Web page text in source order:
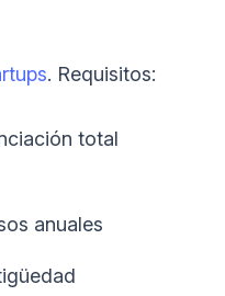
. Requisitos:
total
anuales